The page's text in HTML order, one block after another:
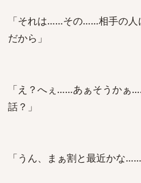
「それは……その……相手の
だから」
「え？へぇ……あぁそうか
話？」
「うん、まぁ割と最近かな……